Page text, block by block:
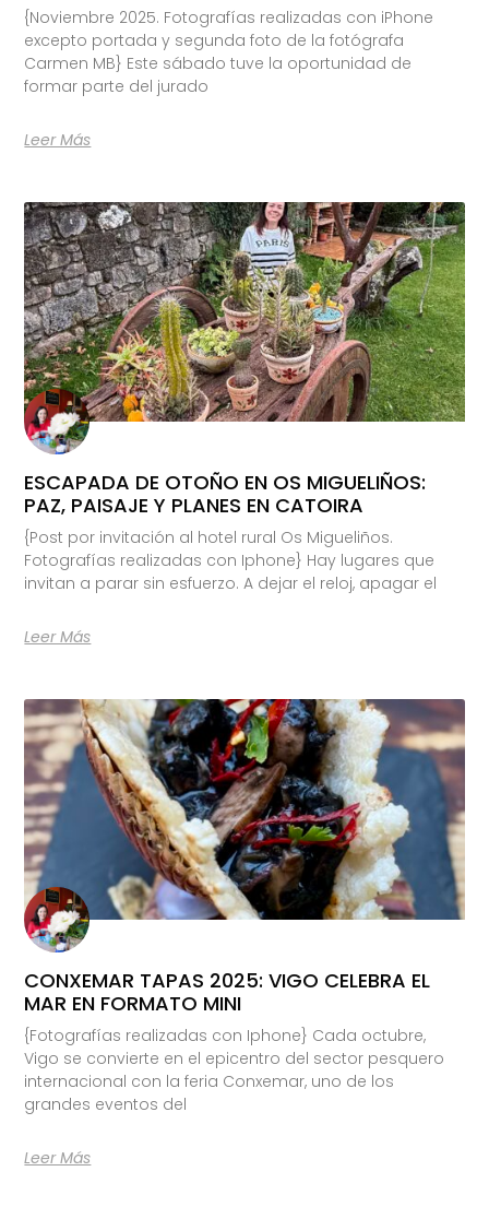
{Noviembre 2025. Fotografías realizadas con iPhone
excepto portada y segunda foto de la fotógrafa
Carmen MB} Este sábado tuve la oportunidad de
formar parte del jurado
Leer Más
ESCAPADA DE OTOÑO EN OS MIGUELIÑOS:
PAZ, PAISAJE Y PLANES EN CATOIRA
{Post por invitación al hotel rural Os Migueliños.
Fotografías realizadas con Iphone} Hay lugares que
invitan a parar sin esfuerzo. A dejar el reloj, apagar el
Leer Más
CONXEMAR TAPAS 2025: VIGO CELEBRA EL
MAR EN FORMATO MINI
{Fotografías realizadas con Iphone} Cada octubre,
Vigo se convierte en el epicentro del sector pesquero
internacional con la feria Conxemar, uno de los
grandes eventos del
Leer Más